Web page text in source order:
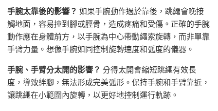
手腕太靠後的影響？ 如果手腕動作過於靠後，跳繩會晚接
觸地面，容易撞到腳或脛骨，造成疼痛和受傷。正確的手腕
動作應在身體前方，以手腕為中心帶動繩索旋轉，而非單靠
手臂力量。想像手腕如同控制旋轉速度和弧度的儀器。
手腕、手臂分太開的影響？ 分得太開會縮短跳繩有效長
度，導致絆腳，無法形成完美弧形。保持手腕和手臂靠近，
讓跳繩在小範圍內旋轉，以更好地控制運行軌跡。